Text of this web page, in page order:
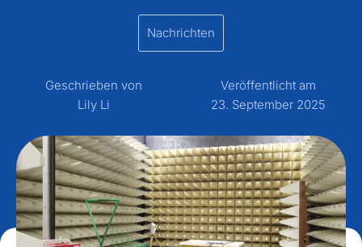
Nachrichten
Geschrieben von
Lily Li
Veröffentlicht am
23. September 2025